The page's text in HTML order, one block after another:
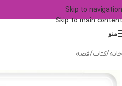
Skip to navigation
Skip to main content
منو
خانه/کتاب/قصه